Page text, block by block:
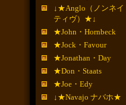
↓★Anglo（ノンネイ
ティヴ）★↓
★John・Hornbeck
★Jock・Favour
★Jonathan・Day
★Don・Staats
★Joe・Edy
↓★Navajo ナバホ★